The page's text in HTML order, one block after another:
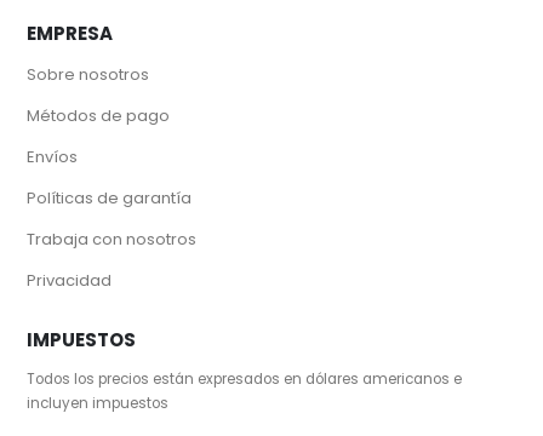
EMPRESA
Sobre nosotros
Métodos de pago
Envíos
Políticas de garantía
Trabaja con nosotros
Privacidad
IMPUESTOS
Todos los precios están expresados en dólares americanos e
incluyen impuestos